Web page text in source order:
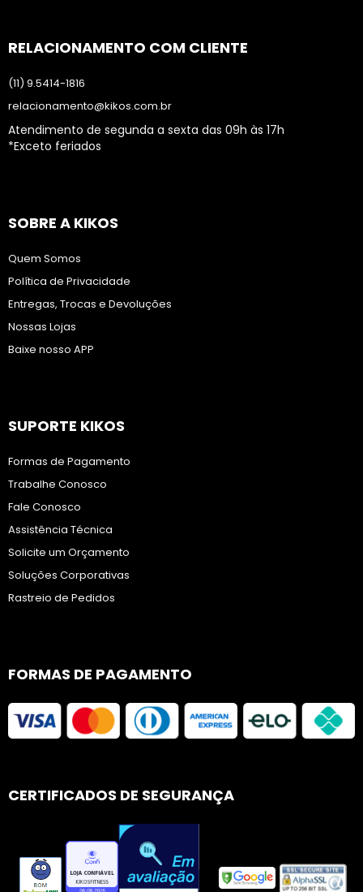
RELACIONAMENTO COM CLIENTE
(11) 9.5414-1816
relacionamento@kikos.com.br
Atendimento de segunda a sexta das 09h às 17h
*Exceto feriados
SOBRE A KIKOS
Quem Somos
Política de Privacidade
Entregas, Trocas e Devoluções
Nossas Lojas
Baixe nosso APP
SUPORTE KIKOS
Formas de Pagamento
Trabalhe Conosco
Fale Conosco
Assistência Técnica
Solicite um Orçamento
Soluções Corporativas
Rastreio de Pedidos
FORMAS DE PAGAMENTO
CERTIFICADOS DE SEGURANÇA